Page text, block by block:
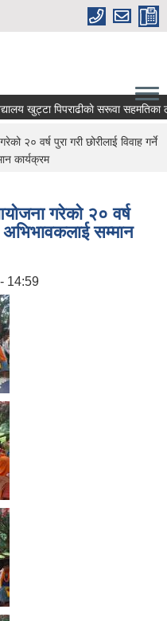
श्री माध्यमिक विद्यालय खुट्टा
२० वर्ष पुरा गरी छोरीलाई विवाह गर्ने
कार्यक्रम
गरेको २० वर्ष
अभिभावकलाई सम्मान
14:59